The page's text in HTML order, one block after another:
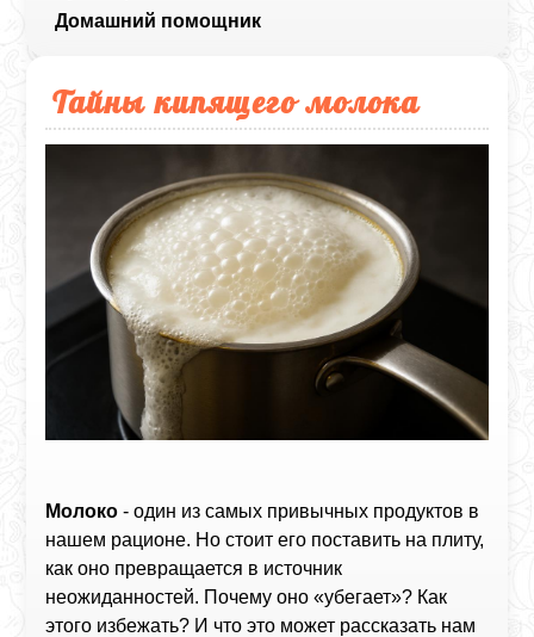
Домашний помощник
Тайны кипящего молока
Молоко - один из самых привычных продуктов в
нашем рационе. Но стоит его поставить на плиту,
как оно превращается в источник
неожиданностей. Почему оно «убегает»? Как
этого избежать? И что это может рассказать нам